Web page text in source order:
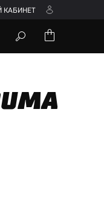
КАБИНЕТ